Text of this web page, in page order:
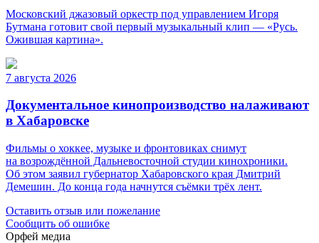
Московский джазовый оркестр под управлением Игоря
Бутмана готовит свой первый музыкальный клип — «Русь.
Ожившая картина».
7 августа 2026
Документальное кинопроизводство налаживают
в Хабаровске
Фильмы о хоккее, музыке и фронтовиках снимут
на возрождённой Дальневосточной студии кинохроники.
Об этом заявил губернатор Хабаровского края Дмитрий
Демешин. До конца года начнутся съёмки трёх лент.
Оставить отзыв или пожелание
Сообщить об ошибке
Орфей медиа